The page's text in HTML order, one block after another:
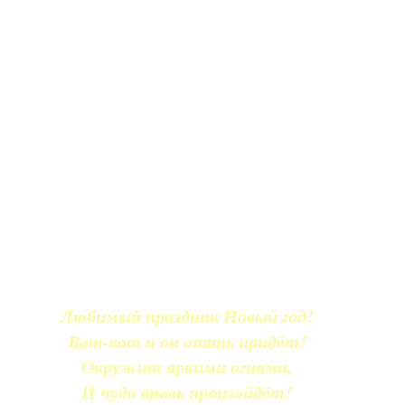
Любимый праздник Новый год!
Вот-вот и он опять придёт!
Окружит яркими огнями,
И чудо вновь произойдёт!